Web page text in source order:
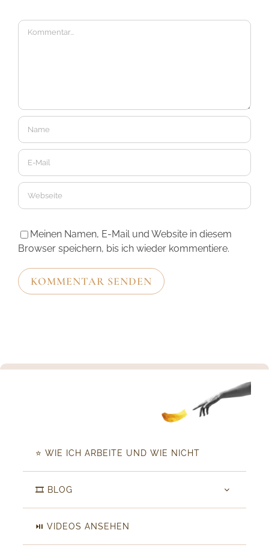
Kommentar
Meinen Namen, E-Mail und Website in diesem
Browser speichern, bis ich wieder kommentiere.
⭐️ WIE ICH ARBEITE UND WIE NICHT
🎞️ BLOG
⏯️ VIDEOS ANSEHEN